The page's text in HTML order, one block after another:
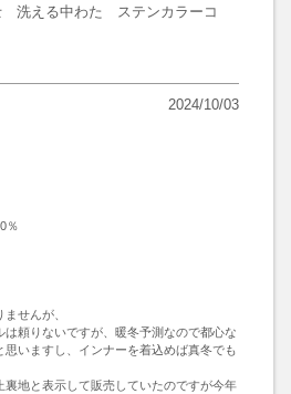
洗える中わた ステンカラーコ
2024/10/03
％
せんが、
頼りないですが、暖冬予測なので都心な
思いますし、インナーを着込めば真冬でも
裏地と表示して販売していたのですが今年